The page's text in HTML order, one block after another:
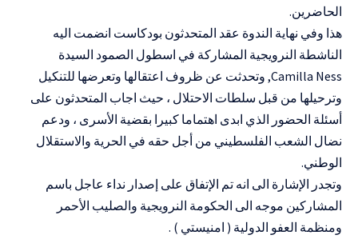
الحاضرين.
هذا وفي نهاية الندوة عقد المتحدثون بودكاست انضمت اليه
الناشطة النرويجية المشاركة في اسطول الصمود السيدة
Camilla Ness, وتحدثت عن ظروف اعتقالها وتعرضها للتنكيل
وترحيلها من قبل سلطات الاحتلال ، حيث اجاب المتحدثون على
أسئلة الحضور الذي ابدى اهتماما كبيرا بقضية الأسرى ، ودعم
نضال الشعب الفلسطيني من أجل حقه في الحرية والاستقلال
الوطني.
وتجدر الإشارة الى انه تم الإتفاق على إصدار نداء عاجل باسم
المشاركين موجه الى الحكومة النرويجية والصليب الأحمر
ومنظمة العفو الدولية ( امنيستي ) .